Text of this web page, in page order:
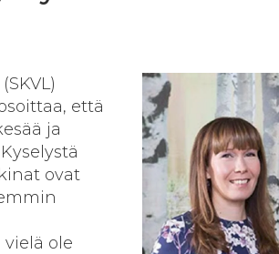
että
ja
ovat
ole